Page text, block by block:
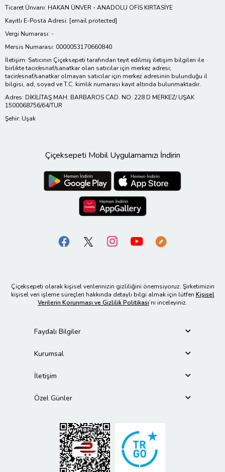
Ticaret Ünvanı: HAKAN ÜNVER - ANADOLU OFİS KIRTASİYE
Kayıtlı E-Posta Adresi: [email protected]
Vergi Numarası: -
Mersis Numarası: 0000053170660840
İletişim: Satıcının Çiçeksepeti tarafından teyit edilmiş iletişim bilgileri ile
birlikte tacir/esnaf/sanatkar olan satıcılar için merkez adresi;
tacir/esnaf/sanatkar olmayan satıcılar için merkez adresinin bulunduğu il
bilgisi, ad, soyad ve T.C. kimlik numarası kayıt altında bulunmaktadır.
Adres: DİKİLİTAŞ MAH. BARBAROS CAD. NO: 228 D MERKEZ/ UŞAK
1500068756/64/TUR
Şehir: Uşak
Çiçeksepeti Mobil Uygulamamızı İndirin
Çiçeksepeti olarak kişisel verilerinizin gizliliğini önemsiyoruz. Şirketimizin
kişisel veri işleme süreçleri hakkında detaylı bilgi almak için lütfen Kişisel
Verilerin Korunması ve Gizlilik Politikası’nı inceleyiniz.
Faydalı Bilgiler
Kurumsal
İletişim
Özel Günler